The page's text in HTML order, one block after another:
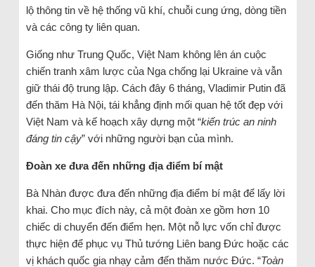
lộ thông tin về hệ thống vũ khí, chuỗi cung ứng, dòng tiền
và các công ty liên quan.
Giống như Trung Quốc, Việt Nam không lên án cuộc
chiến tranh xâm lược của Nga chống lại Ukraine và vẫn
giữ thái độ trung lập. Cách đây 6 tháng, Vladimir Putin đã
đến thăm Hà Nội, tái khẳng định mối quan hệ tốt đẹp với
Việt Nam và kế hoạch xây dựng một “kiến trúc an ninh
đáng tin cậy” với những người bạn của mình.
Đoàn xe đưa đến những địa điểm bí mật
Bà Nhàn được đưa đến những địa điểm bí mật để lấy lời
khai. Cho mục đích này, cả một đoàn xe gồm hơn 10
chiếc di chuyển đến điểm hẹn. Một nỗ lực vốn chỉ được
thực hiện để phục vụ Thủ tướng Liên bang Đức hoặc các
vị khách quốc gia nhạy cảm đến thăm nước Đức. “Toàn